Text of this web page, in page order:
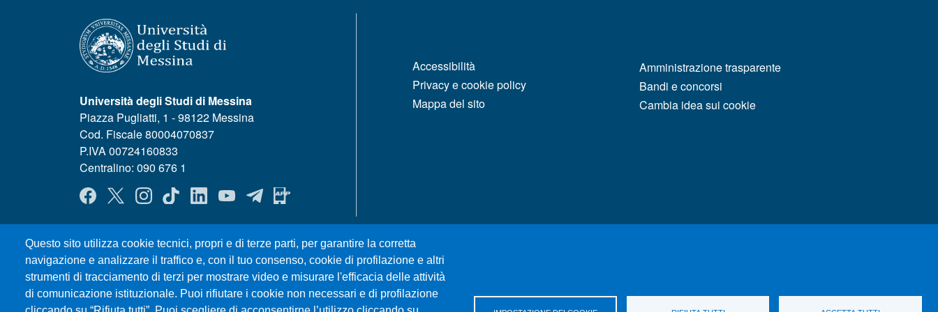
Questo sito utilizza cookie tecnici, propri e di terze parti, per garantire la corretta
navigazione e analizzare il traffico e, con il tuo consenso, cookie di profilazione e altri
strumenti di tracciamento di terzi per mostrare video e misurare l'efficacia delle attività
di comunicazione istituzionale. Puoi rifiutare i cookie non necessari e di profilazione
Università degli Studi di Messina
Piazza Pugliatti, 1 - 98122 Messina
Cod. Fiscale 80004070837
P.IVA 00724160833
Centralino: 090 676 1
MENÙ SOCIAL
Accessibilità
Privacy e cookie policy
Mappa del sito
Amministrazione trasparente
Bandi e concorsi
Cambia idea sui cookie